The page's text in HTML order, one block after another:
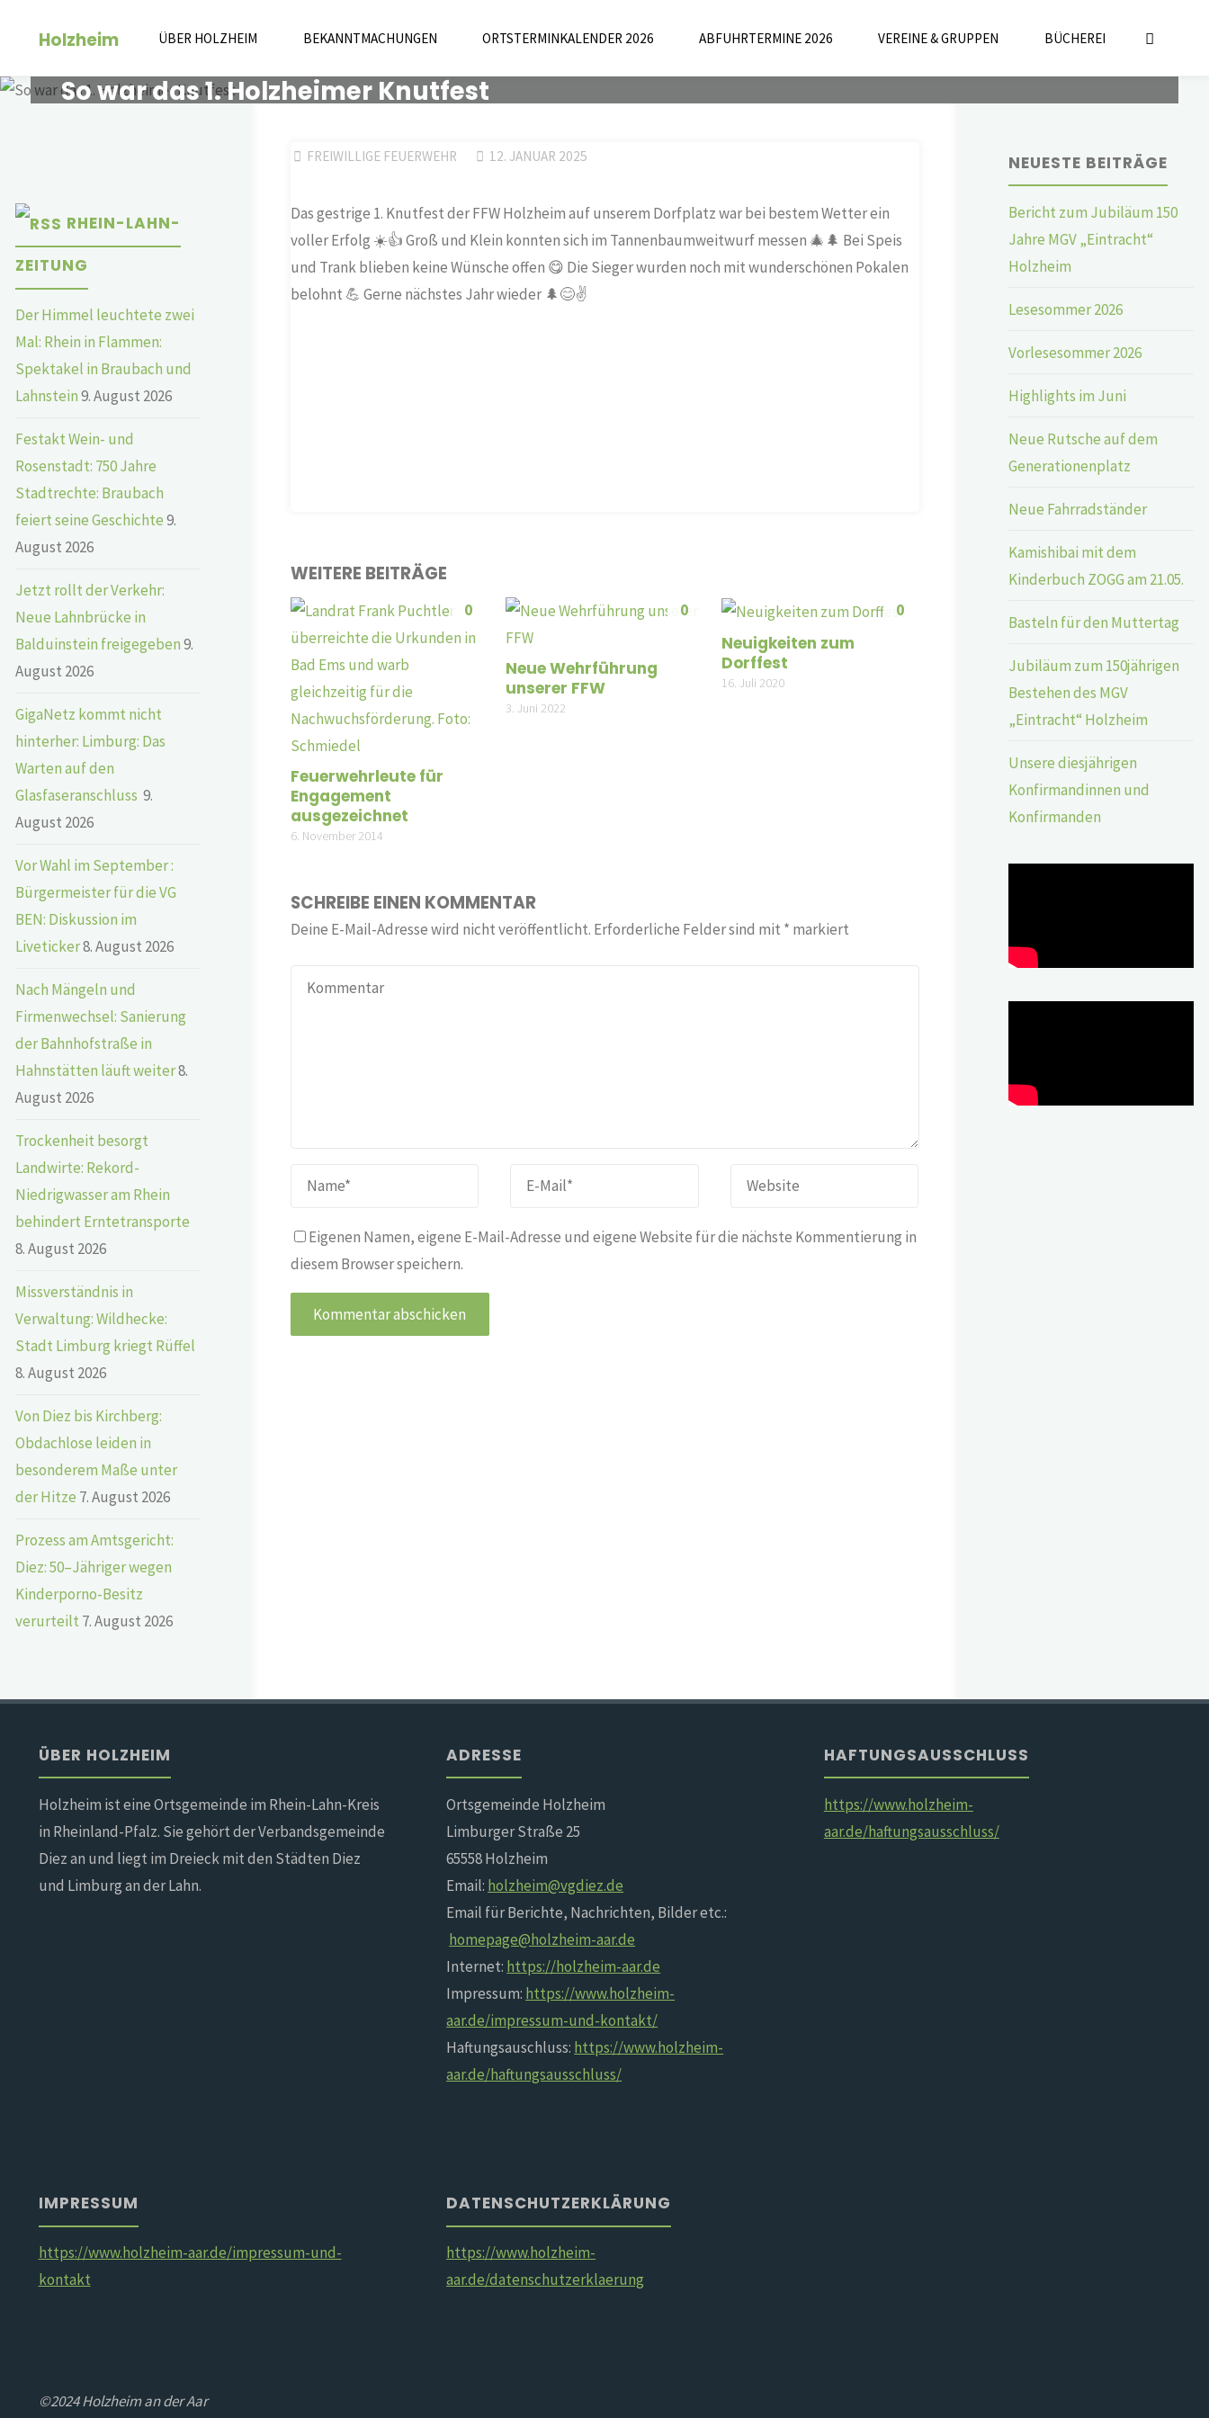
Holzheim ÜBER HOLZHEIM BEKANNTMACHUNGEN ORTSTERMINKALENDER 2026 ABFUHRTERMINE 2026 VEREINE & GRUPPEN BÜCHEREI
So war das 1. Holzheimer Knutfest
FREIWILLIGE FEUERWEHR 12. JANUAR 2025
Das gestrige 1. Knutfest der FFW Holzheim auf unserem Dorfplatz war bei bestem Wetter ein
voller Erfolg ☀️👍 Groß und Klein konnten sich im Tannenbaumweitwurf messen 🎄🌲 Bei Speis
und Trank blieben keine Wünsche offen 😋 Die Sieger wurden noch mit wunderschönen Pokalen
belohnt 💪 Gerne nächstes Jahr wieder 🌲😊✌️
WEITERE BEITRÄGE
0
Feuerwehrleute für
Engagement
ausgezeichnet
6. November 2014
0
Neue Wehrführung
unserer FFW
3. Juni 2022
0
Neuigkeiten zum
Dorffest
16. Juli 2020
SCHREIBE EINEN KOMMENTAR
Deine E-Mail-Adresse wird nicht veröffentlicht. Erforderliche Felder sind mit * markiert
Eigenen Namen, eigene E-Mail-Adresse und eigene Website für die nächste Kommentierung in
diesem Browser speichern.
RHEIN-LAHN-
ZEITUNG
Der Himmel leuchtete zwei
Mal: Rhein in Flammen:
Spektakel in Braubach und
Lahnstein9. August 2026
Festakt Wein- und
Rosenstadt: 750 Jahre
Stadtrechte: Braubach
feiert seine Geschichte9.
August 2026
Jetzt rollt der Verkehr:
Neue Lahnbrücke in
Balduinstein freigegeben9.
August 2026
GigaNetz kommt nicht
hinterher: Limburg: Das
Warten auf den
Glasfaseranschluss 9.
August 2026
Vor Wahl im September :
Bürgermeister für die VG
BEN: Diskussion im
Liveticker8. August 2026
Nach Mängeln und
Firmenwechsel: Sanierung
der Bahnhofstraße in
Hahnstätten läuft weiter8.
August 2026
Trockenheit besorgt
Landwirte: Rekord-
Niedrigwasser am Rhein
behindert Erntetransporte
8. August 2026
Missverständnis in
Verwaltung: Wildhecke:
Stadt Limburg kriegt Rüffel
8. August 2026
Von Diez bis Kirchberg:
Obdachlose leiden in
besonderem Maße unter
der Hitze 7. August 2026
Prozess am Amtsgericht:
Diez: 50–Jähriger wegen
Kinderporno-Besitz
verurteilt 7. August 2026
NEUESTE BEITRÄGE
Bericht zum Jubiläum 150
Jahre MGV „Eintracht“
Holzheim
Lesesommer 2026
Vorlesesommer 2026
Highlights im Juni
Neue Rutsche auf dem
Generationenplatz
Neue Fahrradständer
Kamishibai mit dem
Kinderbuch ZOGG am 21.05.
Basteln für den Muttertag
Jubiläum zum 150jährigen
Bestehen des MGV
„Eintracht“ Holzheim
Unsere diesjährigen
Konfirmandinnen und
Konfirmanden
ÜBER HOLZHEIM
Holzheim ist eine Ortsgemeinde im Rhein-Lahn-Kreis
in Rheinland-Pfalz. Sie gehört der Verbandsgemeinde
Diez an und liegt im Dreieck mit den Städten Diez
und Limburg an der Lahn.
ADRESSE
Ortsgemeinde Holzheim
Limburger Straße 25
65558 Holzheim
Email: holzheim@vgdiez.de
Email für Berichte, Nachrichten, Bilder etc.:
homepage@holzheim-aar.de
Internet: https://holzheim-aar.de
Impressum: https://www.holzheim-
aar.de/impressum-und-kontakt/
Haftungsauschluss: https://www.holzheim-
aar.de/haftungsausschluss/
HAFTUNGSAUSSCHLUSS
https://www.holzheim-
aar.de/haftungsausschluss/
IMPRESSUM
https://www.holzheim-aar.de/impressum-und-
kontakt
DATENSCHUTZERKLÄRUNG
https://www.holzheim-
aar.de/datenschutzerklaerung
©2024 Holzheim an der Aar